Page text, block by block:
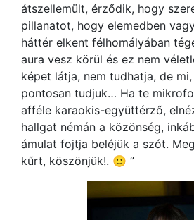
átszellemült, érződik, hogy
pillanatot, hogy elemedben
háttér elkent félhomályában
aura vesz körül és ez nem
képet látja, nem tudhatja, de
pontosan tudjuk… Ha te
afféle karaokis-együttérző,
hallgat némán a közönség,
ámulat fojtja beléjük a szót.
kűrt, köszönjük!. 🙂 ”